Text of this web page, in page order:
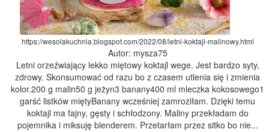
https://wesolakuchnia.blogspot.com/2022/08/letni-koktajl-malinowy.html
Autor: mysza75
Letni orzeźwiający lekko miętowy koktajl wege. Jest bardzo syty,
zdrowy. Skonsumować od razu bo z czasem utlenia się i zmienia
kolor.200 g malin50 g jeżyn3 banany400 ml mleczka kokosowego1
garść listków miętyBanany wcześniej zamroziłam. Dzięki temu
koktajl ma fajny, gęsty i schłodzony. Maliny przekładam do
pojemnika i miksuję blenderem. Przetarłam przez sitko bo nie...